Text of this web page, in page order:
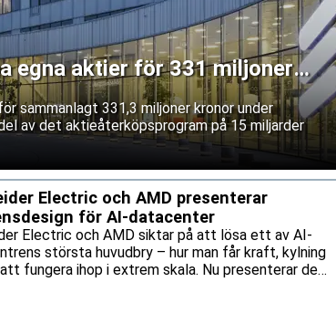
egna aktier för 331 miljoner
sammanlagt 331,3 miljoner kronor under
av det aktieåterköpsprogram på 15 miljarder
Electric och AMD presenterar
för AI-datacenter
Electric och AMD siktar på att lösa ett av AI-
största huvudbry – hur man får kraft, kylning
fungera ihop i extrem skala. Nu presenterar de